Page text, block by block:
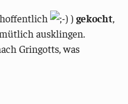
)gekocht,
ausklingen.
Gringotts, was